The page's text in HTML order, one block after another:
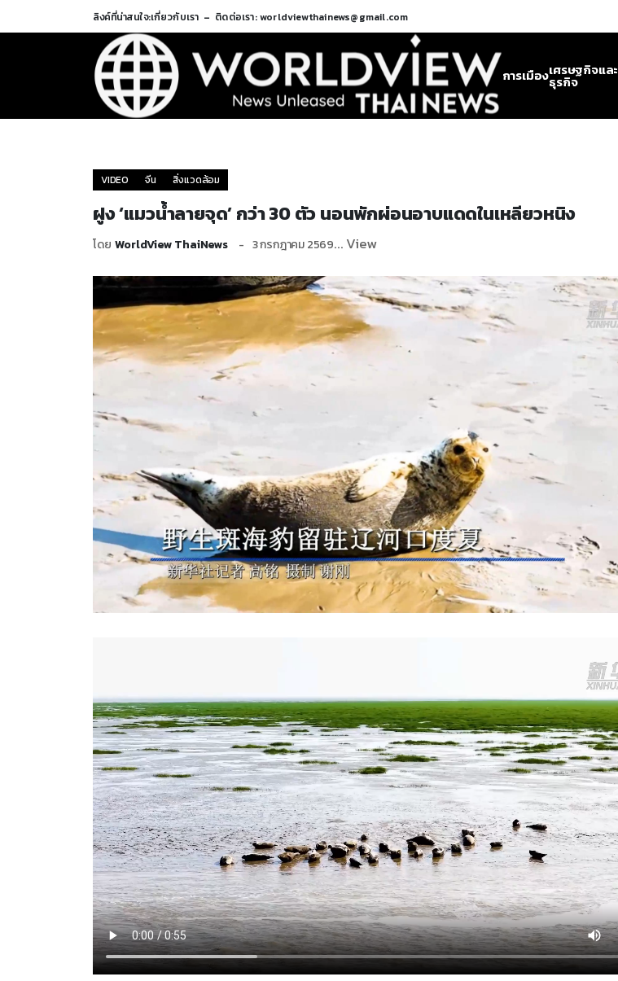
ลิงค์ที่น่าสนใจ:เกี่ยวกับเรา ติดต่อเรา: worldviewthainews@gmail.com
การเมืองเศรษฐกิจและ
ธุรกิจ
VIDEO จีน สิ่งแวดล้อม
ฝูง ‘แมวน้ำลายจุด’ กว่า 30 ตัว นอนพักผ่อนอาบแดดในเหลียวหนิง
โดย WorldView ThaiNews 3 กรกฎาคม 2569... View